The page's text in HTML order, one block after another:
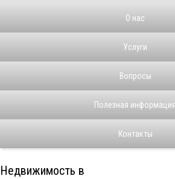
О нас
Услуги
Вопросы
Полезная информация
Контакты
Недвижимость в